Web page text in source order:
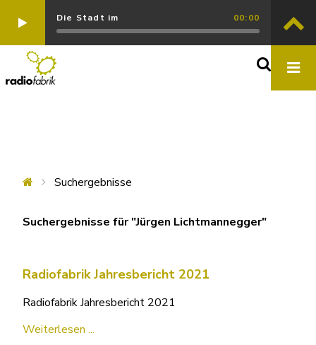
Die Stadt im 00:00
Suchergebnisse
Suchergebnisse für "Jürgen Lichtmannegger"
Radiofabrik Jahresbericht 2021
Radiofabrik Jahresbericht 2021
Weiterlesen ...